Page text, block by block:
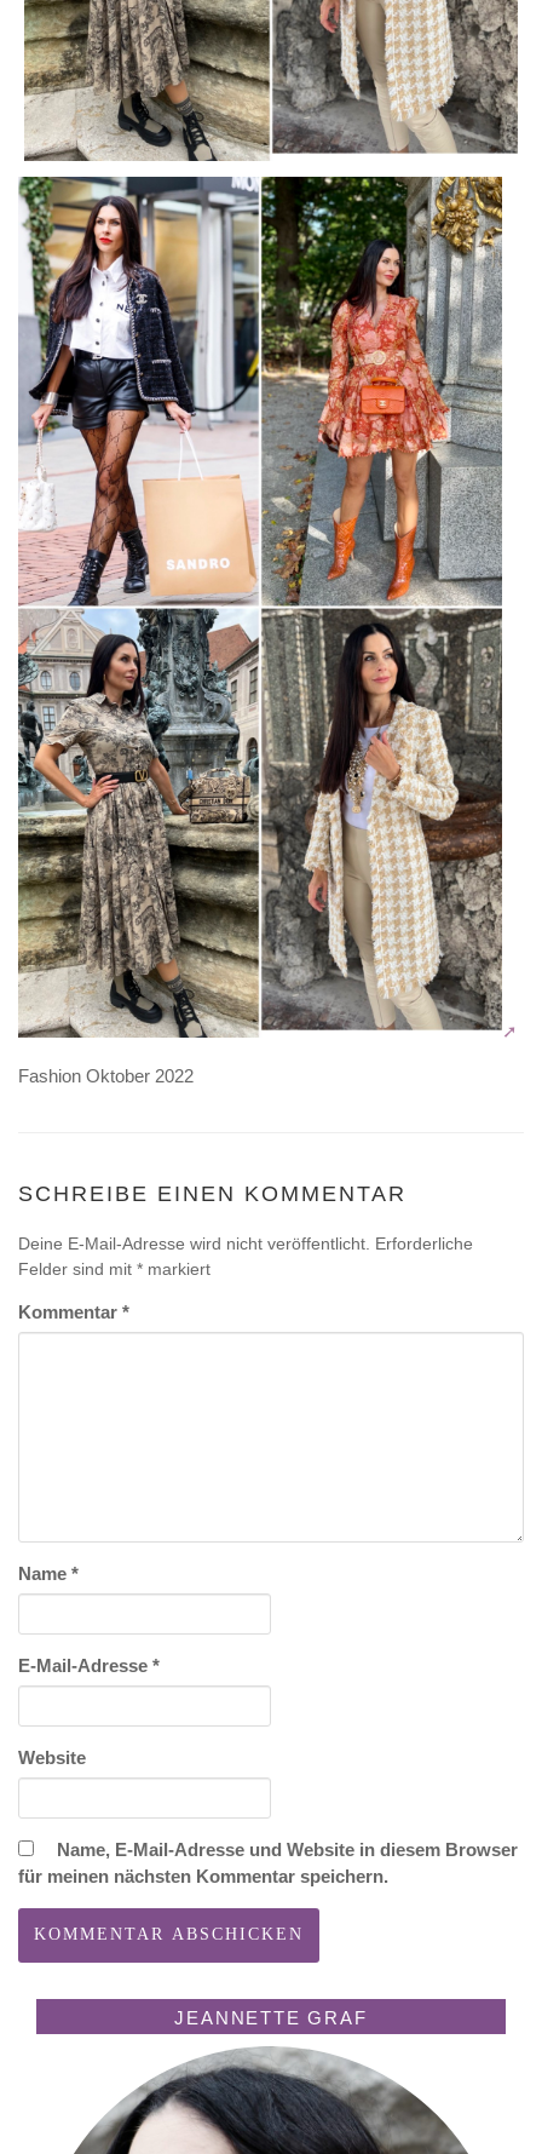
Fashion Oktober 2022
SCHREIBE EINEN KOMMENTAR
Deine E-Mail-Adresse wird nicht veröffentlicht. Erforderliche
Felder sind mit * markiert
Kommentar *
Name *
E-Mail-Adresse *
Website
Name, E-Mail-Adresse und Website in diesem Browser
für meinen nächsten Kommentar speichern.
JEANNETTE GRAF